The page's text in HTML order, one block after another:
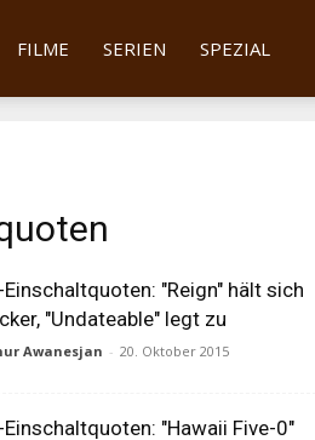
FILME SERIEN SPEZIAL
Einschaltquoten: "Reign" hält sich
"Undateable" legt zu
Awanesjan - 20. Oktober 2015
Einschaltquoten: "Hawaii Five-0"